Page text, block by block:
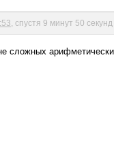
, спустя 9 минут 50 секунд
сложных